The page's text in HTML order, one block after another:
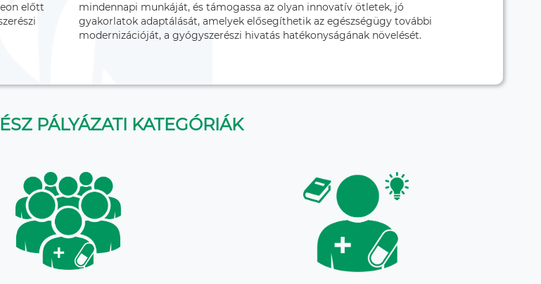
előtt
mindennapi munkáját, és támogassa az olyan innovatív ötletek, jó
gyakorlatok adaptálását, amelyek elősegíthetik az egészségügy további
modernizációját, a gyógyszerészi hivatás hatékonyságának növelését.
PÁLYÁZATI KATEGÓRIÁK